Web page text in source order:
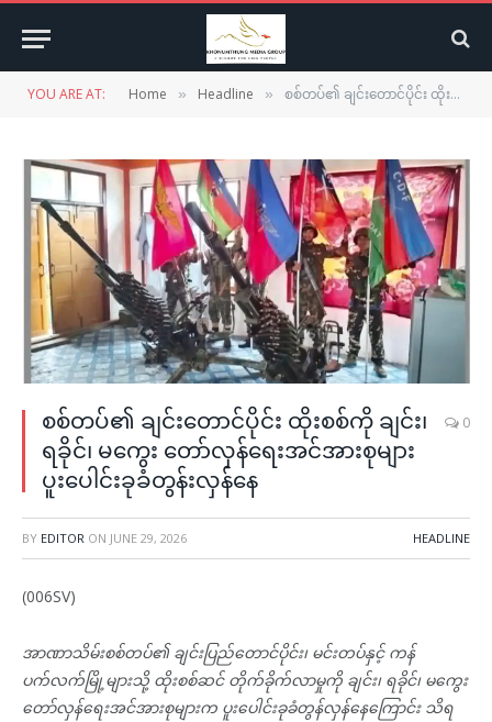
YOU ARE AT: Home » Headline » စစ်တပ်၏ ချင်းတောင်ပိုင်း ထိုးစစ်ကို ချင်း၊ ရခိုင်၊ မကွေး တော်လှန်ရေးအင်အားစုများ ပူးပေါင်းခုခံတွန်းလှန်နေ
စစ်တပ်၏ ချင်းတောင်ပိုင်း ထိုးစစ်ကို ချင်း၊
ရခိုင်၊ မကွေး တော်လှန်ရေးအင်အားစုများ
ပူးပေါင်းခုခံတွန်းလှန်နေ
0
BY EDITOR ON JUNE 29, 2026 HEADLINE
(006SV)
အာဏာသိမ်းစစ်တပ်၏ ချင်းပြည်တောင်ပိုင်း၊ မင်းတပ်နှင့် ကန်
ပက်လက်မြို့များသို့ ထိုးစစ်ဆင် တိုက်ခိုက်လာမှုကို ချင်း၊ ရခိုင်၊ မကွေး
တော်လှန်ရေးအင်အားစုများက ပူးပေါင်းခုခံတွန်လှန်နေကြောင်း သိရ